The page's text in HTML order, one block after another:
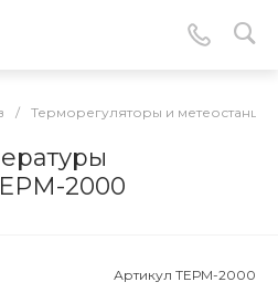
/ Терморегуляторы и
2000
Артикул ТЕРМ-2000